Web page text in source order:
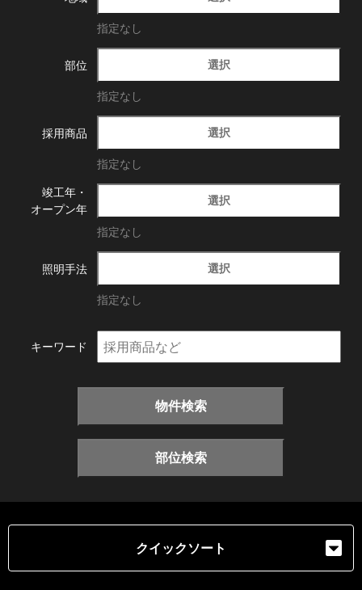
指定なし
部位 選択
指定なし
採用商品 選択
指定なし
竣工年・
オープン年
選択
指定なし
照明手法 選択
指定なし
キーワード
物件検索
部位検索
クイックソート